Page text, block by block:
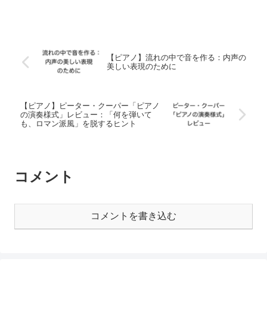
【ピアノ】流れの中で音を作る：内声の
美しい表現のために
【ピアノ】ピーター・クーパー「ピアノ
の演奏様式」レビュー：「何を弾いて
も、ロマン派風」を脱するヒント
コメント
コメントを書き込む